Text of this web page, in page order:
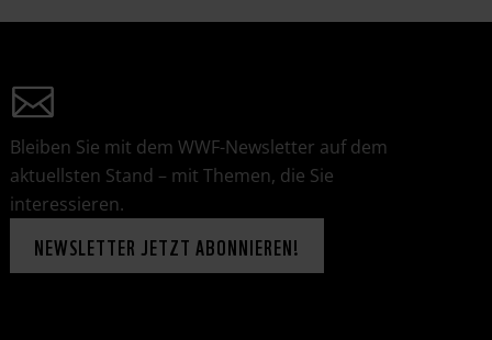
Bleiben Sie mit dem WWF-Newsletter auf dem
aktuellsten Stand – mit Themen, die Sie
interessieren.
NEWSLETTER JETZT ABONNIEREN!